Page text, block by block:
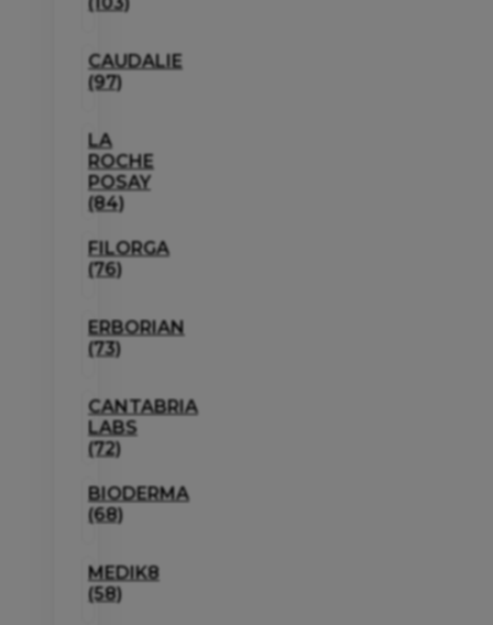
CAUDALIE
(97)
LA
ROCHE
POSAY
(84)
FILORGA
(76)
ERBORIAN
(73)
CANTABRIA
LABS
(72)
BIODERMA
(68)
MEDIK8
(58)